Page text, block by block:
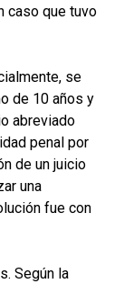
caso que tuvo
se
de 10 años y
abreviado
penal por
de un juicio
una
fue con
Según la